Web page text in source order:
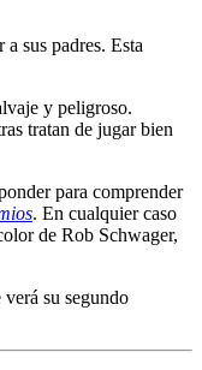
sus padres. Esta
y peligroso.
tratan de jugar bien
para comprender
. En cualquier caso
de Rob Schwager,
su segundo